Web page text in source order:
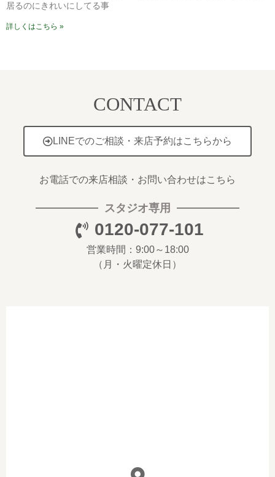
居るのにきれいにしてる事
詳しくはこちら »
CONTACT
LINEでのご相談・来店予約はこちらから
お電話での来店相談・お問い合わせはこちら
スタジオ専用
0120-077-101
営業時間：9:00～18:00
（月・火曜定休日）